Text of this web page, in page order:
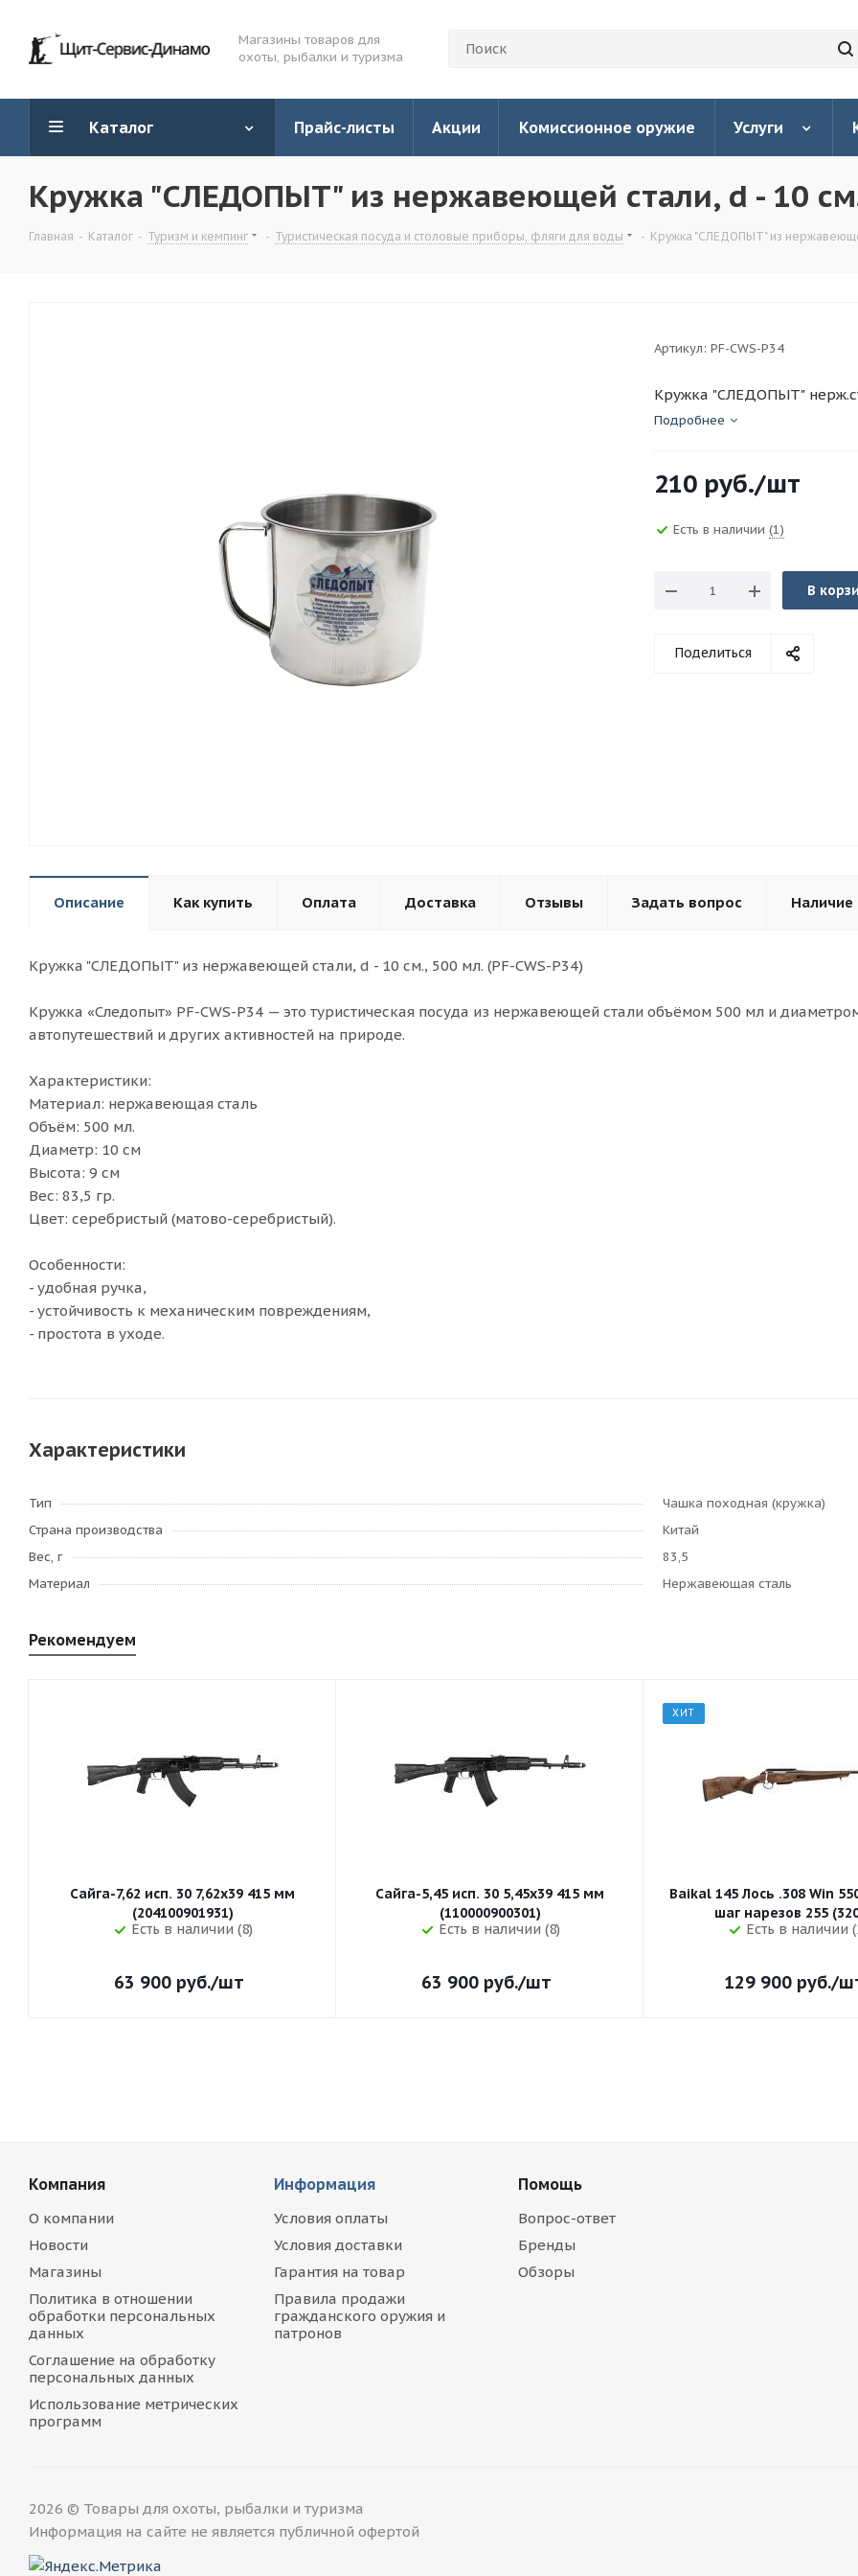
Магазины товаров для
охоты, рыбалки и туризма
Каталог Прайс-листы Акции Комиссионное оружие Услуги
Кружка "СЛЕДОПЫТ" из нержавеющей стали, d - 10
Главная - Каталог - Туризм и кемпинг - Туристическая посуда и столовые приборы, фляги для воды - Кружка "СЛЕДОПЫТ" из
Артикул: PF-CWS-P34
Кружка "СЛЕДОПЫТ"
Подробнее
210 руб./шт
Есть в наличии (1)
В
Поделиться
Описание Как купить Оплата Доставка Отзывы Задать вопрос Наличие
Кружка "СЛЕДОПЫТ" из нержавеющей стали, d - 10 см., 500 мл. (PF-CWS-P34)
Кружка «Следопыт» PF-CWS-P34 — это туристическая посуда из нержавеющей стали объёмом 500 мл и
автопутешествий и других активностей на природе.
Характеристики:
Материал: нержавеющая сталь
Объём: 500 мл.
Диаметр: 10 см
Высота: 9 см
Вес: 83,5 гр.
Цвет: серебристый (матово-серебристый).
Особенности:
- удобная ручка,
- устойчивость к механическим повреждениям,
- простота в уходе.
Характеристики
Тип
Чашка походная (кружка)
Страна производства
Китай
Вес, г
83,5
Материал
Нержавеющая сталь
Рекомендуем
Сайга-7,62 исп. 30 7,62x39 415 мм
(204100901931)
Есть в наличии (8)
63 900 руб./шт
Сайга-5,45 исп. 30 5,45x39 415 мм
(110000900301)
Есть в наличии (8)
63 900 руб./шт
ХИТ
Baikal 145 Лось .308 Win
шаг
Есть в наличии
129 900руб./
Компания
О компании
Новости
Магазины
Политика в отношении
обработки персональных
данных
Соглашение на обработку
персональных данных
Использование метрических
программ
Информация
Условия оплаты
Условия доставки
Гарантия на товар
Правила продажи
гражданского оружия и
патронов
Помощь
Вопрос-ответ
Бренды
Обзоры
2026 © Товары для охоты, рыбалки и туризма
Информация на сайте не является публичной офертой